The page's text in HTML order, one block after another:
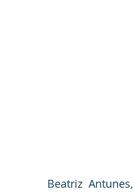
Beatriz